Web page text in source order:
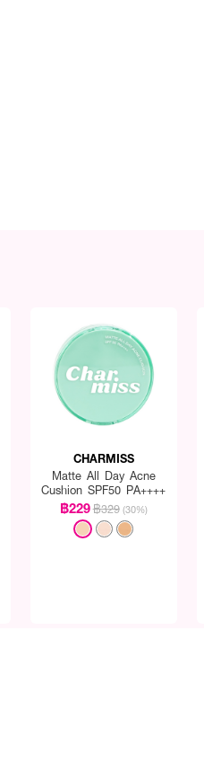
CHARMISS
Matte All Day Acne
Cushion SPF50 PA++++
฿229฿329 (30%)